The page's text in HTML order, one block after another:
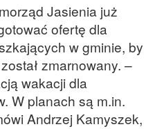
Jasienia już
ofertę dla
w gminie, by
zmarnowany. –
wakacji dla
W planach są m.in.
Andrzej Kamyszek,